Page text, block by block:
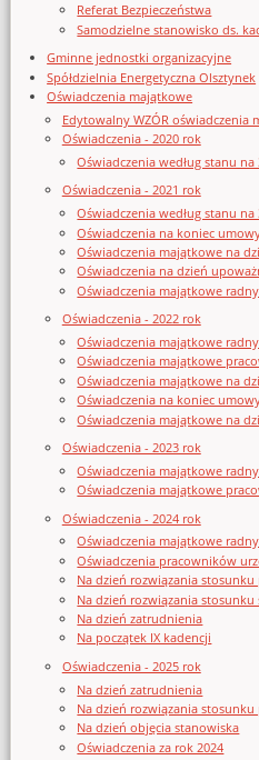
Referat Bezpieczeństwa
Samodzielne stanowisko ds.
Gminne jednostki organizacyjne
Spółdzielnia Energetyczna Olsztynek
Oświadczenia majątkowe
Edytowalny WZÓR oświadczenia
Oświadczenia - 2020 rok
Oświadczenia według stanu na
Oświadczenia - 2021 rok
Oświadczenia według stanu na
Oświadczenia na koniec
Oświadczenia majątkowe na
Oświadczenia na dzień
Oświadczenia majątkowe
Oświadczenia - 2022 rok
Oświadczenia majątkowe
Oświadczenia majątkowe
Oświadczenia majątkowe na
Oświadczenia na koniec
Oświadczenia majątkowe na
Oświadczenia - 2023 rok
Oświadczenia majątkowe
Oświadczenia majątkowe
Oświadczenia - 2024 rok
Oświadczenia majątkowe
Oświadczenia pracowników
Na dzień rozwiązania stosunku
Na dzień rozwiązania stosunku
Na dzień zatrudnienia
Na początek IX kadencji
Oświadczenia - 2025 rok
Na dzień zatrudnienia
Na dzień rozwiązania stosunku
Na dzień objęcia stanowiska
Oświadczenia za rok 2024